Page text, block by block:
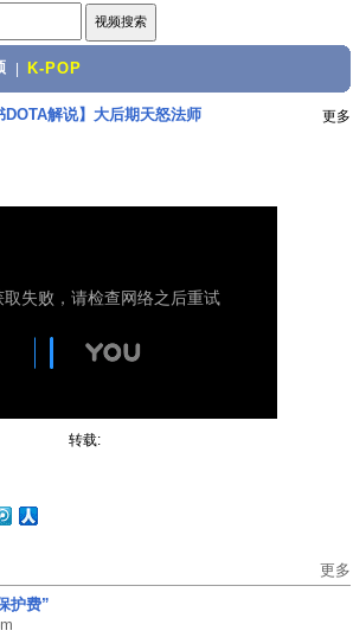
K-POP
DOTA解说】大后期天怒法师 更多
转载:
更多
护费”